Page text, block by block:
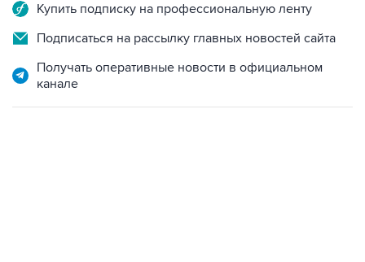
Купить подписку на профессиональную ленту
Подписаться на рассылку главных новостей сайта
Получать оперативные новости в официальном
канале